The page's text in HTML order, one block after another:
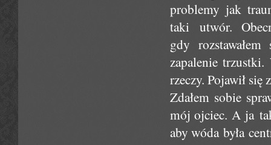
problemy jak
taki utwór.
gdy
zapalenie trzustki.
rzeczy. Pojawił
Zdałem sobie
mój ojciec. A ja
aby wóda była